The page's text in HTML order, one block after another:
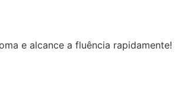
e alcance a fluência rapidamente!